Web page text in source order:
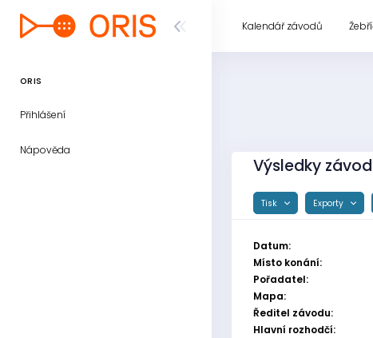
ORIS
Přihlášení
Nápověda
Kalendář závodů
Výsledky
Tisk Exporty
Datum:
Místo konání:
Pořadatel:
Mapa:
Ředitel závodu:
Hlavní rozhodčí: